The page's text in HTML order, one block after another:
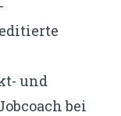
und
bei